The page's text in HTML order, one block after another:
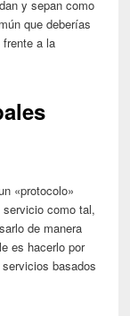
y sepan como
que deberías
frente a la
«protocolo»
servicio como tal,
de manera
es hacerlo por
basados